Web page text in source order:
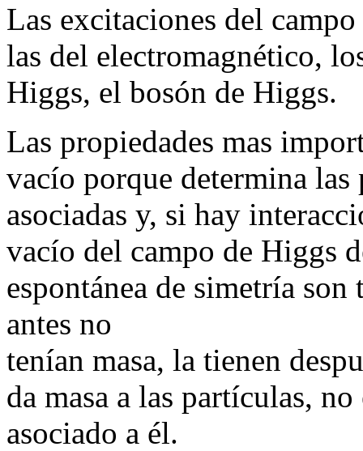
Las excitaciones del
las del electromagnético,
Higgs, el bosón de Higgs.
Las propiedades mas
vacío porque determina las
asociadas y, si hay
vacío del campo de Higgs
espontánea de simetría
antes no
tenían masa, la tienen
da masa a las partículas,
asociado a él.